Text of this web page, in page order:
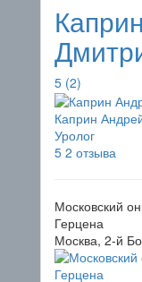
5 (2)
Каприн
Уролог
5 2 отзыва
Московский
Герцена
Москва, 2-й